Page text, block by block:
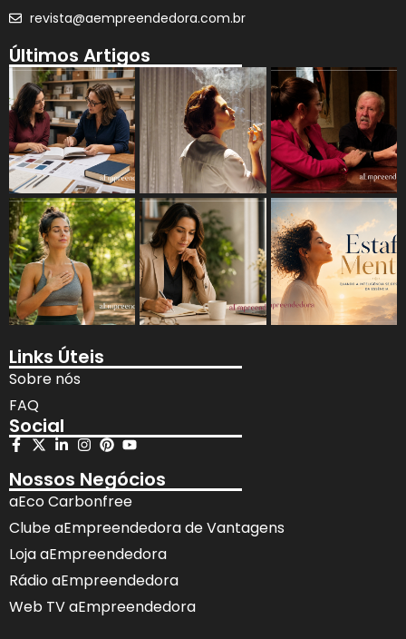
revista@aempreendedora.com.br
Últimos Artigos
Links Úteis
Sobre nós
FAQ
Social
Nossos Negócios
aEco Carbonfree
Clube aEmpreendedora de Vantagens
Loja aEmpreendedora
Rádio aEmpreendedora
Web TV aEmpreendedora